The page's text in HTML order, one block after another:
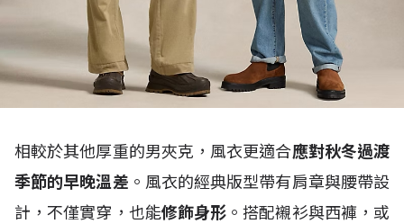
相較於其他厚重的男夾克，風衣更適合應對秋冬過渡
季節的早晚溫差 。風衣的經典版型帶有肩章與腰帶設
計，不僅實穿，也能修飾身形 。搭配襯衫與西褲，或